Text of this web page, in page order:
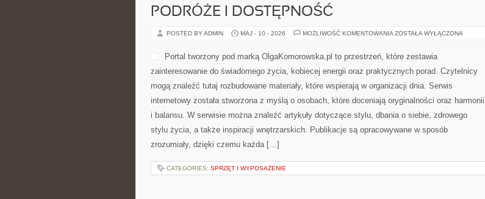
PODRÓŻE I DOSTĘPNOŚĆ
POSTED BY ADMIN MAJ - 10 - 2026 MOŻLIWOŚĆ KOMENTOWANIA PODRÓŻE
ZOSTAŁA WYŁĄCZONA
Portal tworzony pod marką OlgaKomorowska.pl to przestrzeń, które zestawia
zainteresowanie do świadomego życia, kobiecej energii oraz praktycznych porad. Czytelnicy
mogą znaleźć tutaj rozbudowane materiały, które wspierają w organizacji dnia. Serwis
internetowy została stworzona z myślą o osobach, które doceniają oryginalności oraz harmonii
i balansu. W serwisie można znaleźć artykuły dotyczące stylu, dbania o siebie, zdrowego
stylu życia, a także inspiracji wnętrzarskich. Publikacje są opracowywane w sposób
zrozumiały, dzięki czemu każda […]
CATEGORIES: SPRZĘT I WYPOSAŻENIE